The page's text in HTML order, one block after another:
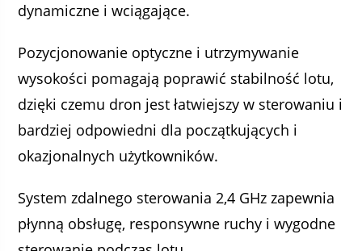
dynamiczne i wciągające.
Pozycjonowanie optyczne i utrzymywanie
wysokości pomagają poprawić stabilność lotu,
dzięki czemu dron jest łatwiejszy w sterowaniu i
bardziej odpowiedni dla początkujących i
okazjonalnych użytkowników.
System zdalnego sterowania 2,4 GHz zapewnia
płynną obsługę, responsywne ruchy i wygodne